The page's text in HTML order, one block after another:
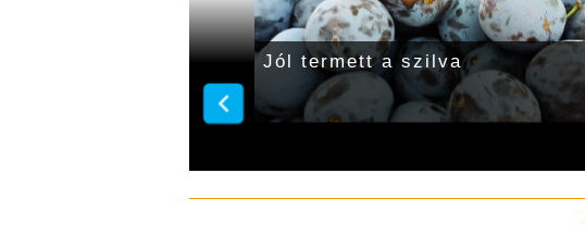
Jól termett a szilva